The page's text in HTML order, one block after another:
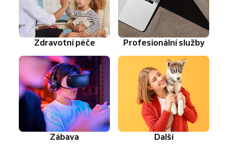
Zdravotní péče Profesionální služby
Zábava Další